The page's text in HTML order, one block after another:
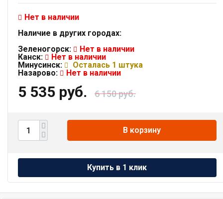
Нет в наличии
Наличие в других городах:
Зеленогорск:
Нет в наличии
Канск:
Нет в наличии
Минусинск:
Осталась 1 штука
Назарово:
Нет в наличии
5 535 руб. 6 150 руб.
В корзину